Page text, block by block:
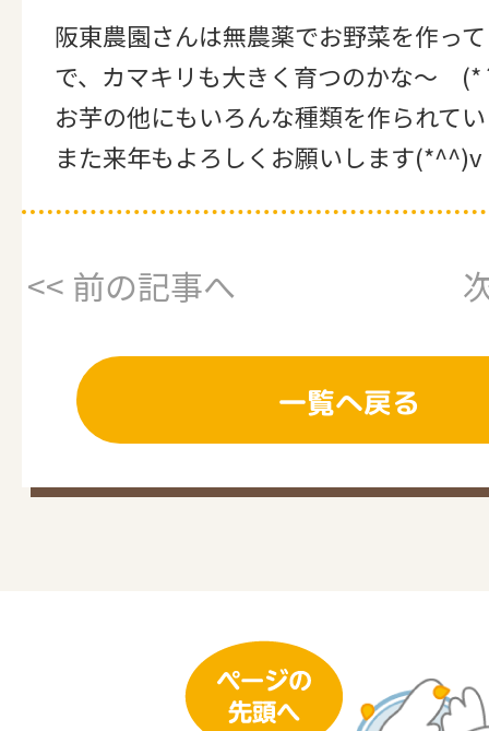
阪東農園さんは無農薬でお野菜を作っ
で、カマキリも大きく育つのかな～
お芋の他にもいろんな種類を作られて
また来年もよろしくお願いします(*^^)v
<< 前の記事へ
一覧へ戻る